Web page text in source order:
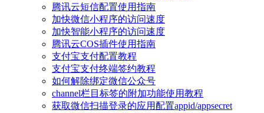
腾讯云短信配置使用指南
加快微信小程序的访问速度
加快智能小程序的访问速度
腾讯云COS插件使用指南
支付宝支付配置教程
支付宝支付终端签约教程
如何解除绑定微信公众号
channel栏目标签的附加功能使用教程
获取微信扫描登录的应用配置appid/appsecret